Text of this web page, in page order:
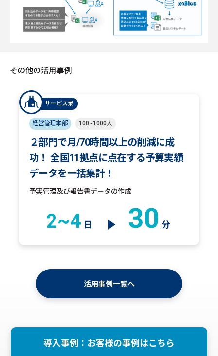
その他の活用事例
サービス業
経営管理本部 100~1000人
２部門で月/70時間以上の削減に成
功！ 全国11拠点に点在する予算実績
データを一括集計！
予実管理及び報告書データの作成
2~4 日 30 分
活用事例一覧へ
導入事例：お客様の事例はこちら